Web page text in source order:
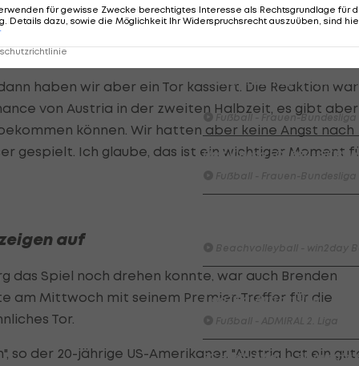
Wacker furios: Was ist in
möglich? I #Zwarakonferenz
Zwarakonferenz
HIGHLIGHTS: Rapid-Frauen
Bundesliga-Premiere ein
Fußball - Frauen-Bundesliga
First Vienna FC 1894 - SK
Highlights: Neuzugang führt
LigaZwa-Auftaktsieg
FC Hertha Wels - SV Austria
aber nicht konsequent genug. In der zweiten
der besonders stolz darauf ist, wie seine
einer langen Zeit reagiert hat.
haben wir aber ein Tor kassiert. Die Reaktion war
von Austria in der zweiten Halbzeit, es gibt aber
können. Wir hatten aber keine Angst nach
gespielt. Ich glaube, das ist ein wichtiger Moment
auf
das Spiel noch drehen konnte, war auch Brenden
am Mittwoch mit seinem Premier-Treffer für die
Tor.
so der 20-jährige US-Amerikaner. "Austria hat ein
für gewisse Zwecke berechtigtes Interesse als Rechtsgrundlage für
Details dazu, sowie die Möglichkeit Ihr Widerspruchsrecht auszuüben, sind